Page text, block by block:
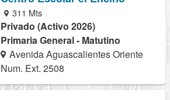
311 Mts
Privado (Activo 2026)
Primaria General - Matutino
Avenida Aguascalientes Oriente
Num. Ext. 2508